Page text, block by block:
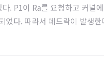
. P1이 Ra를 요청하고 커널
다. 따라서 데드락이 발생